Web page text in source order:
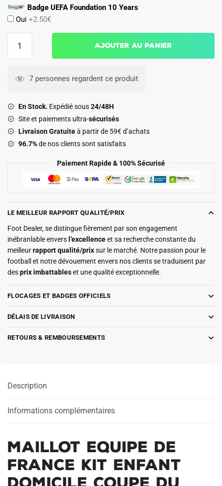
Badge UEFA Foundation 10 Years
Oui +2.50€
Equipe
Kit
Enfant
Domicile
Coupe
Ajouter au panier
7 personnes regardent ce produit
En Stock. Expédié sous24/48H
Site et paiements ultra-sécurisés
Livraison Gratuiteà partir de 59€ d’achats
96.7%de nos clients sont satisfaits
Paiement Rapide & 100% Sécurisé
LE MEILLEUR RAPPORT QUALITÉ/PRIX
Foot Dealer, se distingue fièrement par son engagement
inébranlable envers l’excellenceet sa recherche constante du
meilleurrapport qualité/prixsur le marché. Notre passion pour le
football et notre dévouement envers nos clients se traduisent par
desprix imbattableset une qualité exceptionnelle.
FLOCAGES ET BADGES OFFICIELS
DÉLAIS DE LIVRAISON
RETOURS & REMBOURSEMENTS
Description
Informations complémentaires
Maillot Equipe de
France Kit Enfant